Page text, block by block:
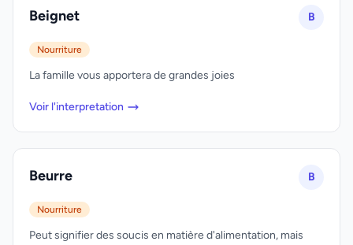
Beignet B
Nourriture
La famille vous apportera de grandes joies
Voir l'interpretation
Beurre B
Nourriture
Peut signifier des soucis en matière d'alimentation, mais